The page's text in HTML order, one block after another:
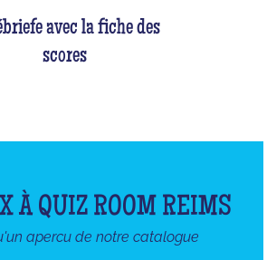
avec la fiche des
scores
À QUIZ ROOM REIMS
apercu de notre catalogue